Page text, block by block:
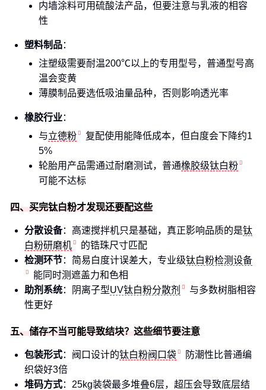
内墙涂料可用硫酸法产品，但要注意与乳液的相容
性
塑料制品：
注塑级需要耐温200℃以上的专用型号，普通型号高
温会变黄
薄膜制品要选低吸油量品种，否则影响透光率
橡胶行业：
与立德粉
复配使用能降低成本，但白度会下降约1
5%
轮胎用产品需通过耐磨测试，普通橡胶级钛白粉
可能不达标
四、买完钛白粉才发现还要配这些
分散设备：高速搅拌机只是基础，真正影响品质的是钛
白粉研磨机
的锆珠尺寸匹配
检测环节：简易白度计误差大，专业级钛白粉检测设备
能同时测遮盖力和色相
助剂系统：阴离子型UV钛白粉分散剂
与多数树脂相容
性更好
五、储存不当可能导致结块？这些细节要注意
包装形式：阀口设计的钛白粉阀口袋
防潮性比普通编
织袋好3倍
堆码方式：25kg装袋最多堆叠6层，超压会导致底层结